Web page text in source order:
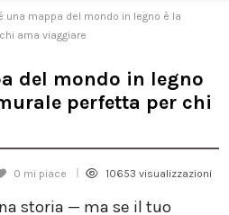
una mappa del mondo in legno è la
ama viaggiare
del mondo in legno
perfetta per chi
0 mi piace 10653 visualizzazioni
storia — ma se il tuo